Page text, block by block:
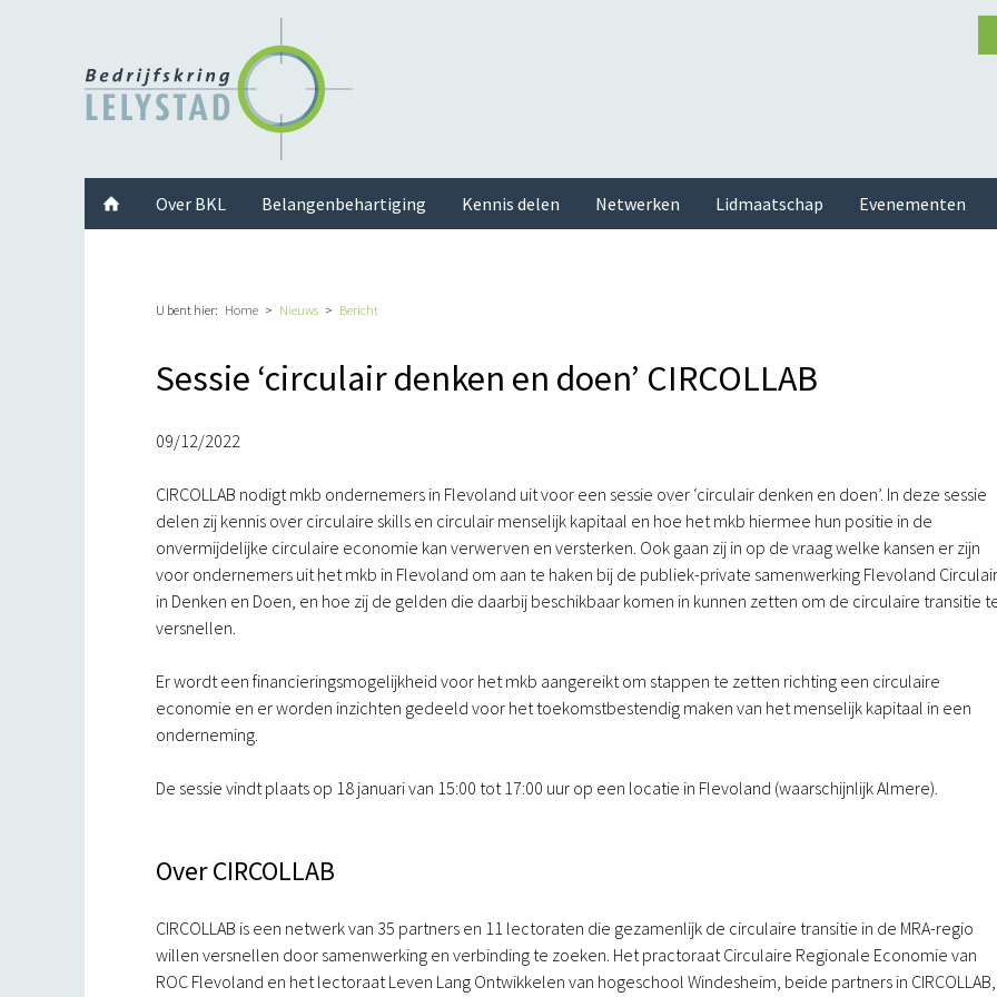
Twitter InstagramLinkedInYoutube
U bent hier: Home Nieuws Bericht
Sessie ‘circulair denken en doen’ CIRCOLLAB
09/12/2022
CIRCOLLAB nodigt mkb ondernemers in Flevoland uit voor een sessie over ‘circulair denken en doen’. In deze sessie
delen zij kennis over circulaire skills en circulair menselijk kapitaal en hoe het mkb hiermee hun positie in de
onvermijdelijke circulaire economie kan verwerven en versterken. Ook gaan zij in op de vraag welke kansen er zijn
voor ondernemers uit het mkb in Flevoland om aan te haken bij de publiek-private samenwerking Flevoland Circulair
in Denken en Doen, en hoe zij de gelden die daarbij beschikbaar komen in kunnen zetten om de circulaire transitie
versnellen.
Er wordt een financieringsmogelijkheid voor het mkb aangereikt om stappen te zetten richting een circulaire
economie en er worden inzichten gedeeld voor het toekomstbestendig maken van het menselijk kapitaal in een
onderneming.
De sessie vindt plaats op 18 januari van 15:00 tot 17:00 uur op een locatie in Flevoland (waarschijnlijk Almere).
Over CIRCOLLAB
CIRCOLLAB is een netwerk van 35 partners en 11 lectoraten die gezamenlijk de circulaire transitie in de MRA-regio
willen versnellen door samenwerking en verbinding te zoeken. Het practoraat Circulaire Regionale Economie van
ROC Flevoland en het lectoraat Leven Lang Ontwikkelen van hogeschool Windesheim, beide partners in CIRCOLLAB,
Over BKL Belangenbehartiging Kennis delen Netwerken Lidmaatschap Evenementen